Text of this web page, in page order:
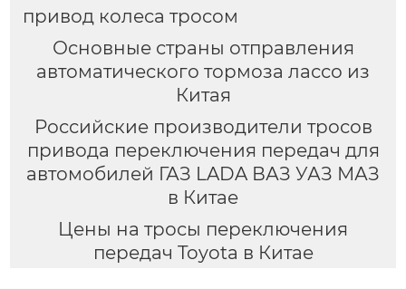
привод колеса тросом
Основные страны отправления
автоматического тормоза лассо из
Китая
Российские производители тросов
привода переключения передач для
автомобилей ГАЗ LADA ВАЗ УАЗ МАЗ
в Китае
Цены на тросы переключения
передач Toyota в Китае